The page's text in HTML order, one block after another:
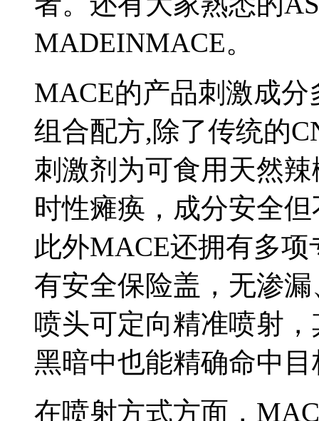
MADEINMACE。
MACE的产品刺激成
组合配方,除了传统的
刺激剂为可食用天然
时性瘫痪，成分安全
此外MACE还拥有多
有安全保险盖，无渗
喷头可定向精准喷射
黑暗中也能精确命中目
在喷射方式方面，